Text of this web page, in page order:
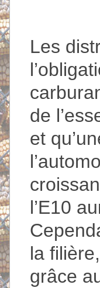
Les
de
et
l’E10
la
grâce